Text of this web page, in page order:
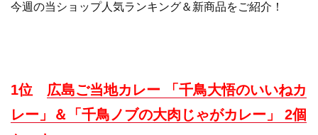
今週の当ショップ人気ランキング＆新商品をご紹介！
1位 広島ご当地カレー 「千鳥大悟のいいねカ
レー」＆「千鳥ノブの大肉じゃがカレー」 2個